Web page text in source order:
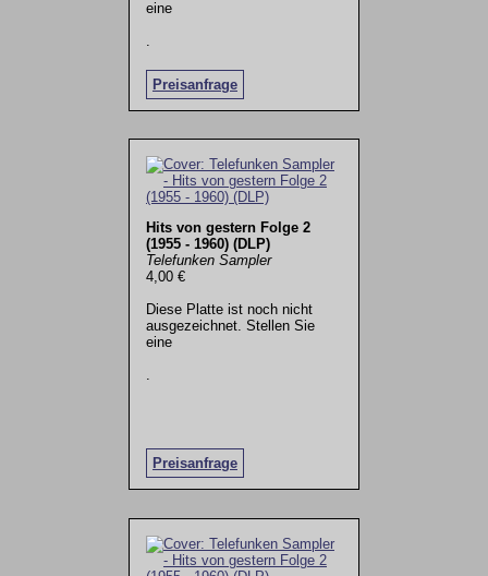
eine
Preisanfrage
Hits von gestern Folge 2
(1955 - 1960) (DLP)
Telefunken Sampler
4,00 €
Diese Platte ist noch nicht
ausgezeichnet. Stellen Sie
eine
Preisanfrage
.